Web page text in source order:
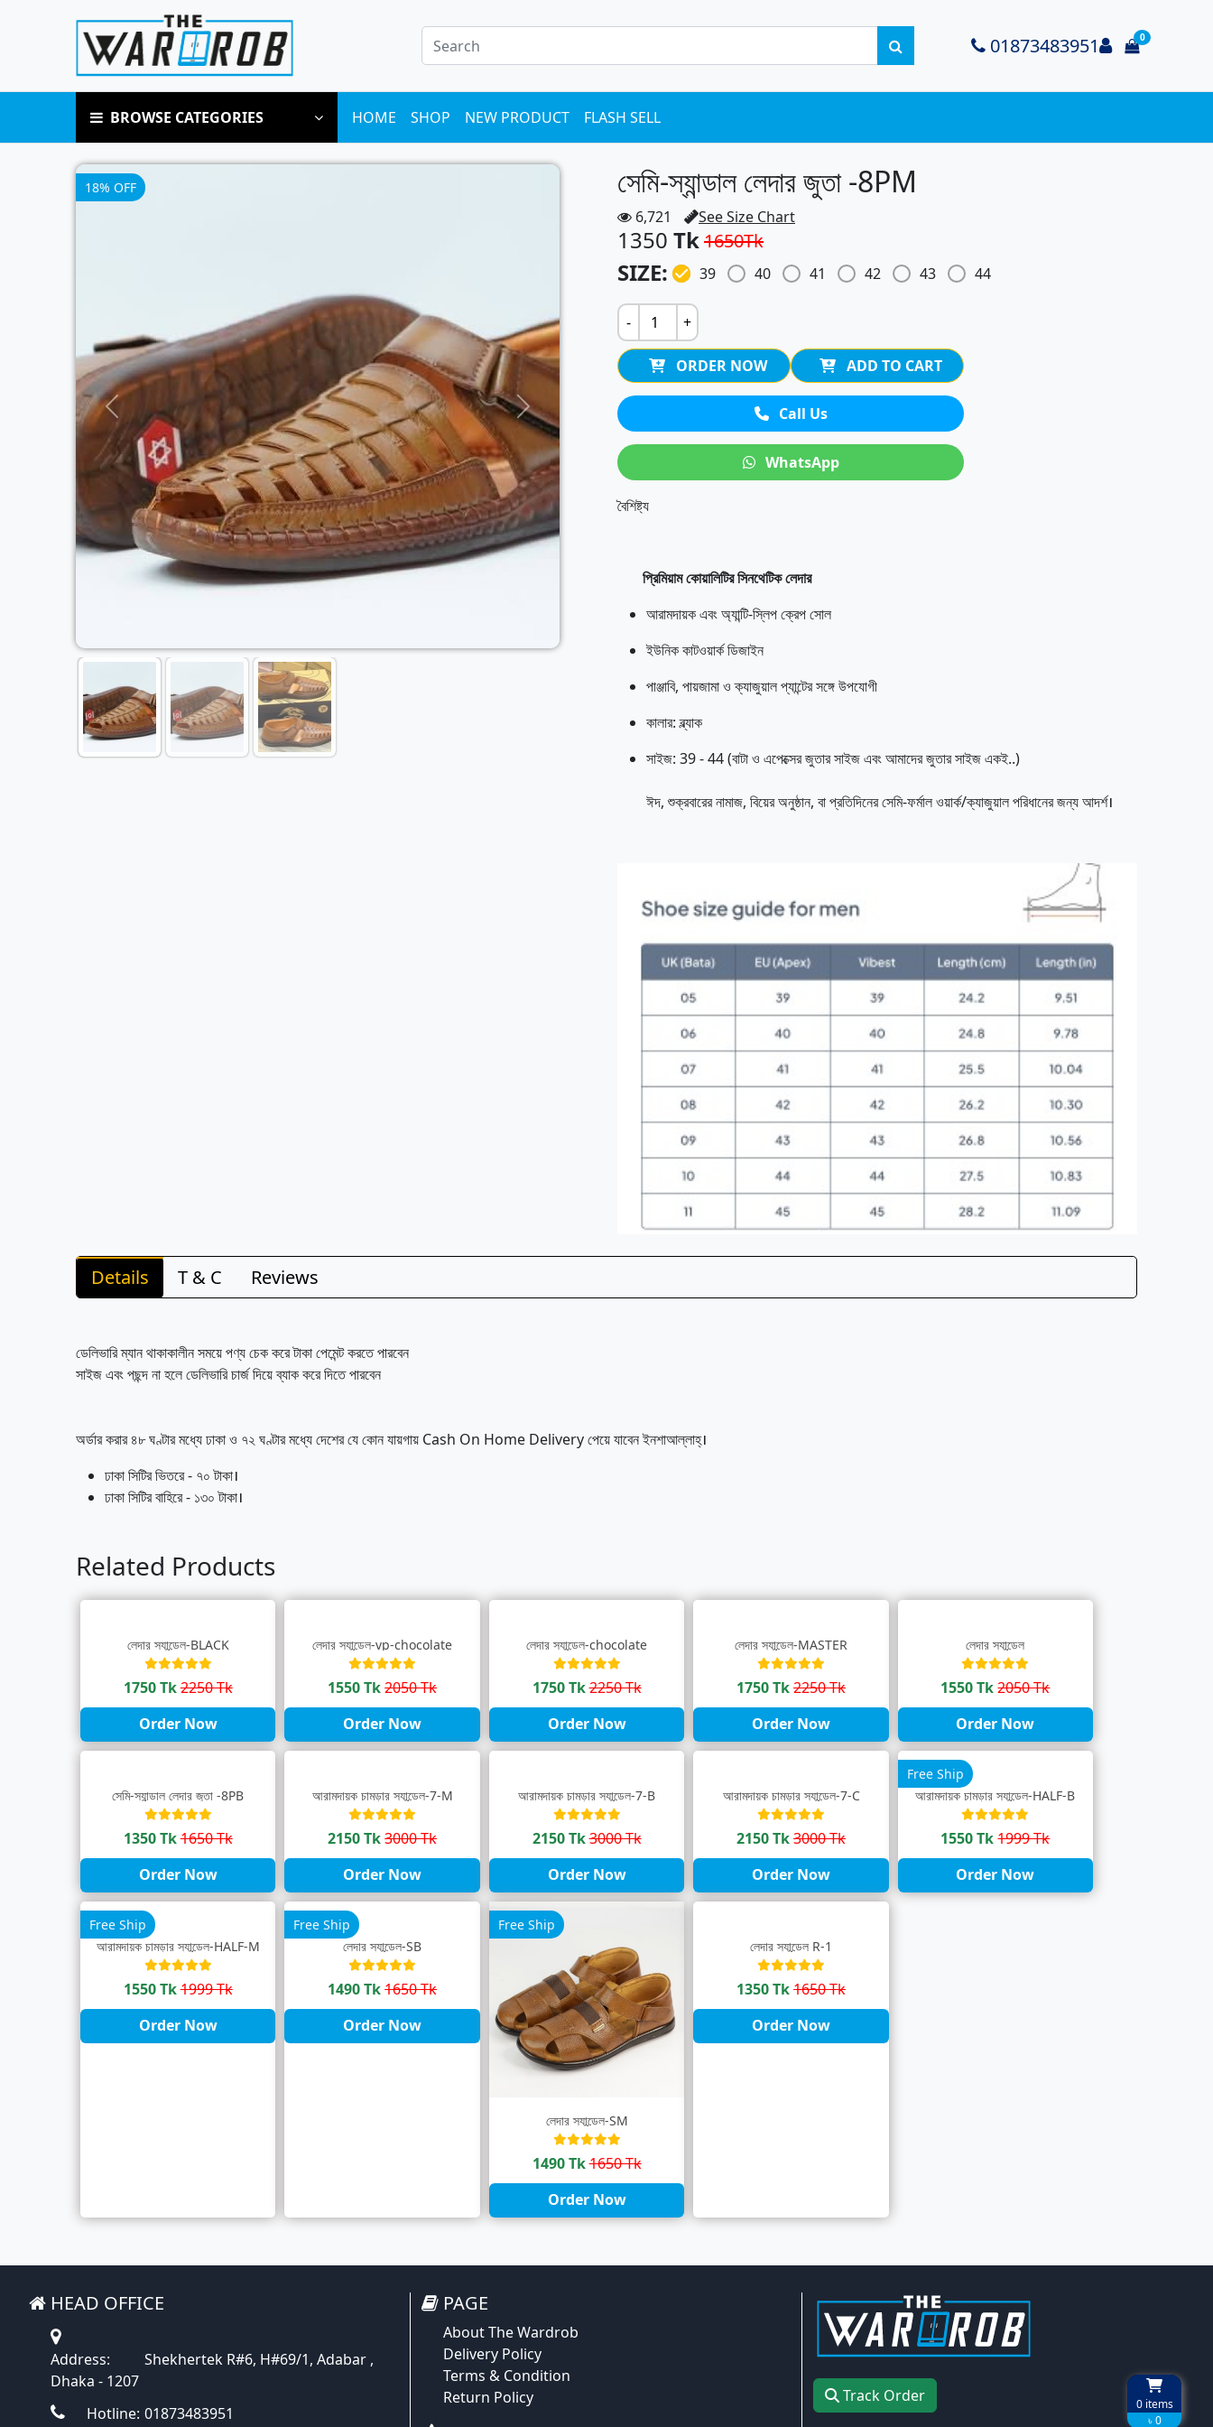
01873483951 Login
0
items in
BROWSE CATEGORIES HOME SHOP NEW PRODUCT FLASH SELL
0items
৳ 0
18% OFF
Previous Next
সেমি-স্যান্ডাল লেদার জুতা -8PM
6,721 See Size Chart
1350 Tk1650Tk
SIZE: 39 40 41 42 43 44
- +
ORDER NOW ADD TO CART
Call Us
WhatsApp
বৈশিষ্ট্য
প্রিমিয়াম কোয়ালিটির সিনথেটিক লেদার
আরামদায়ক এবং অ্যান্টি-স্লিপ ক্রেপ সোল
ইউনিক কাটওয়ার্ক ডিজাইন
পাঞ্জাবি, পায়জামা ও ক্যাজুয়াল প্যান্টের সঙ্গে উপযোগী
কালার: ব্ল্যাক
সাইজ: 39 - 44 (বাটা ও এপেক্সের জুতার সাইজ এবং আমাদের জুতার সাইজ একই..)
ঈদ, শুক্রবারের নামাজ, বিয়ের অনুষ্ঠান, বা প্রতিদিনের সেমি-ফর্মাল ওয়ার্ক/ক্যাজুয়াল পরিধানের জন্য আদর্শ।
Details T & C Reviews
ডেলিভারি ম্যান থাকাকালীন সময়ে পণ্য চেক করে টাকা পেমেন্ট করতে পারবেন
সাইজ এবং পছন্দ না হলে ডেলিভারি চার্জ দিয়ে ব্যাক করে দিতে পারবেন
অর্ডার করার ৪৮ ঘণ্টার মধ্যে ঢাকা ও ৭২ ঘণ্টার মধ্যে দেশের যে কোন যায়গায় Cash On Home Delivery পেয়ে যাবেন ইনশাআল্লাহ্‌।
ঢাকা সিটির ভিতরে - ৭০ টাকা।
ঢাকা সিটির বাহিরে - ১৩০ টাকা।
Related Products
লেদার স্যান্ডেল-BLACK
1750 Tk2250 Tk
Order Now
লেদার স্যান্ডেল-vp-chocolate
1550 Tk2050 Tk
Order Now
লেদার স্যান্ডেল-chocolate
1750 Tk2250 Tk
Order Now
লেদার স্যান্ডেল-MASTER
1750 Tk2250 Tk
Order Now
লেদার স্যান্ডেল
1550 Tk 2050 Tk
Order Now
সেমি-স্যান্ডাল লেদার জুতা -8PB
1350 Tk1650 Tk
Order Now
আরামদায়ক চামড়ার স্যান্ডেল-7-M
2150 Tk3000 Tk
Order Now
আরামদায়ক চামড়ার স্যান্ডেল-7-B
2150 Tk3000 Tk
Order Now
আরামদায়ক চামড়ার স্যান্ডেল-7-C
2150 Tk3000 Tk
Order Now
Free Ship
আরামদায়ক চামড়ার স্যান্ডেল-HALF-B
1550 Tk 1999 Tk
Order Now
Free Ship
আরামদায়ক চামড়ার স্যান্ডেল-HALF-M
1550 Tk1999 Tk
Order Now
Free Ship
লেদার স্যান্ডেল-SB
1490 Tk1650 Tk
Order Now
Free Ship
লেদার স্যান্ডেল-SM
1490 Tk1650 Tk
Order Now
লেদার স্যান্ডেল R-1
1350 Tk1650 Tk
Order Now
HEAD OFFICE
Address:
Shekhertek R#6, H#69/1, Adabar ,
Dhaka - 1207
Hotline: 01873483951
PAGE
About The Wardrob
Delivery Policy
Terms & Condition
Return Policy
Track Order